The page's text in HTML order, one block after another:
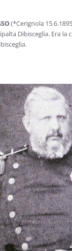
(*Cerignola
Dibisceglia. Era la